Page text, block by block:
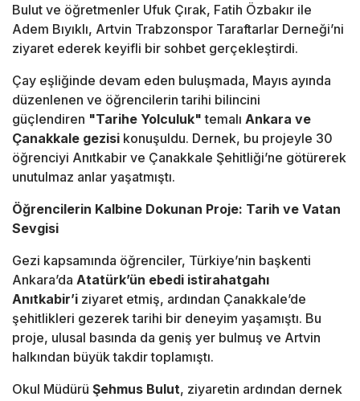
Bulut ve öğretmenler Ufuk Çırak, Fatih Özbakır ile
Adem Bıyıklı, Artvin Trabzonspor Taraftarlar Derneği’ni
ziyaret ederek keyifli bir sohbet gerçekleştirdi.
Çay eşliğinde devam eden buluşmada, Mayıs ayında
düzenlenen ve öğrencilerin tarihi bilincini
güçlendiren "Tarihe Yolculuk" temalı Ankara ve
Çanakkale gezisi konuşuldu. Dernek, bu projeyle 30
öğrenciyi Anıtkabir ve Çanakkale Şehitliği’ne götürerek
unutulmaz anlar yaşatmıştı.
Öğrencilerin Kalbine Dokunan Proje: Tarih ve Vatan
Sevgisi
Gezi kapsamında öğrenciler, Türkiye’nin başkenti
Ankara’da Atatürk’ün ebedi istirahatgahı
Anıtkabir’i ziyaret etmiş, ardından Çanakkale’de
şehitlikleri gezerek tarihi bir deneyim yaşamıştı. Bu
proje, ulusal basında da geniş yer bulmuş ve Artvin
halkından büyük takdir toplamıştı.
Okul Müdürü Şehmus Bulut, ziyaretin ardından dernek